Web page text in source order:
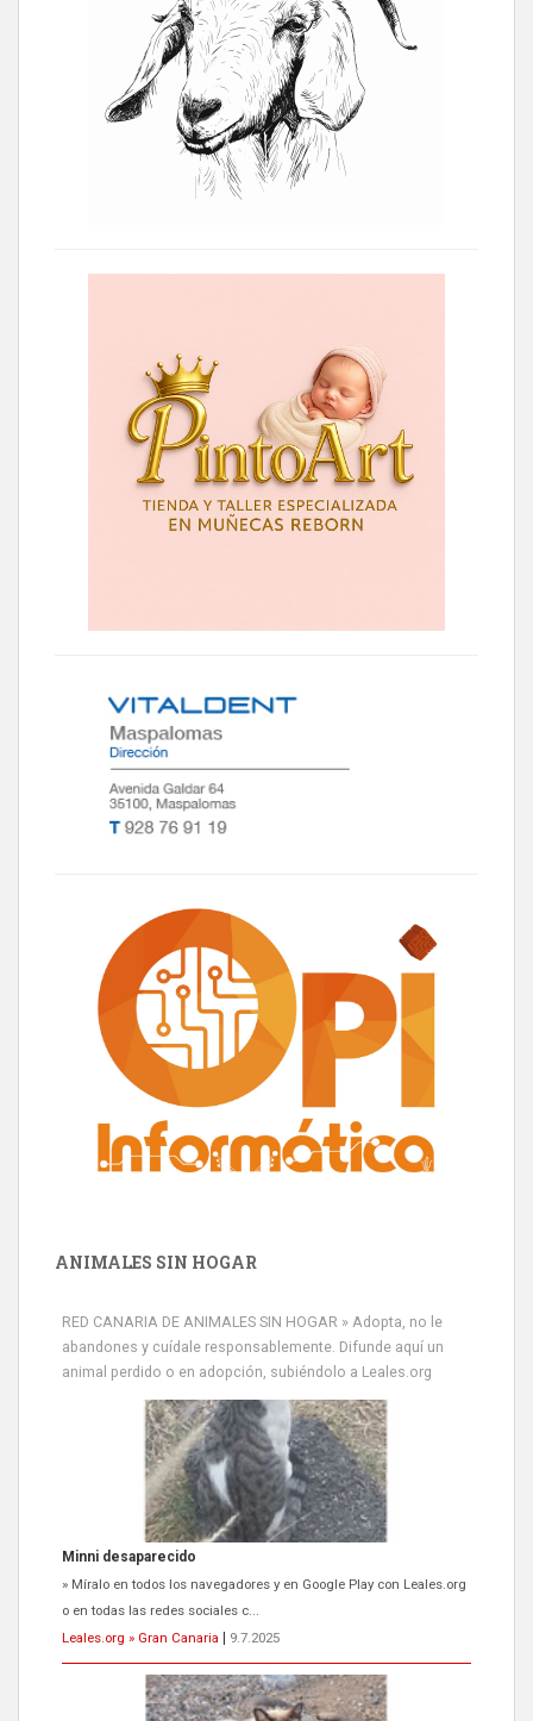
ANIMALES SIN HOGAR
RED CANARIA DE ANIMALES SIN HOGAR » Adopta, no le
abandones y cuídale responsablemente. Difunde aquí un
animal perdido o en adopción, subiéndolo a Leales.org
Siami Perdida
Se llama Siami,es hembra de 4 años,esterilizada con marca de
oreja,cariñosa,mimosa pero miedosa,e...
Leales.org » Gran Canaria
9.7.2025